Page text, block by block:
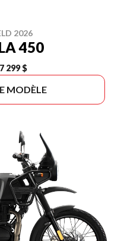
2026
450
7 299 $
MODÈLE